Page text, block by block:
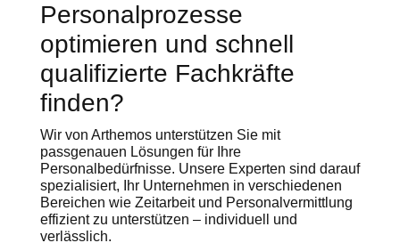
Personalprozesse
optimieren und schnell
qualifizierte Fachkräfte
finden?
Wir von Arthemos unterstützen Sie mit
passgenauen Lösungen für Ihre
Personalbedürfnisse. Unsere Experten sind darauf
spezialisiert, Ihr Unternehmen in verschiedenen
Bereichen wie Zeitarbeit und Personalvermittlung
effizient zu unterstützen – individuell und
verlässlich.